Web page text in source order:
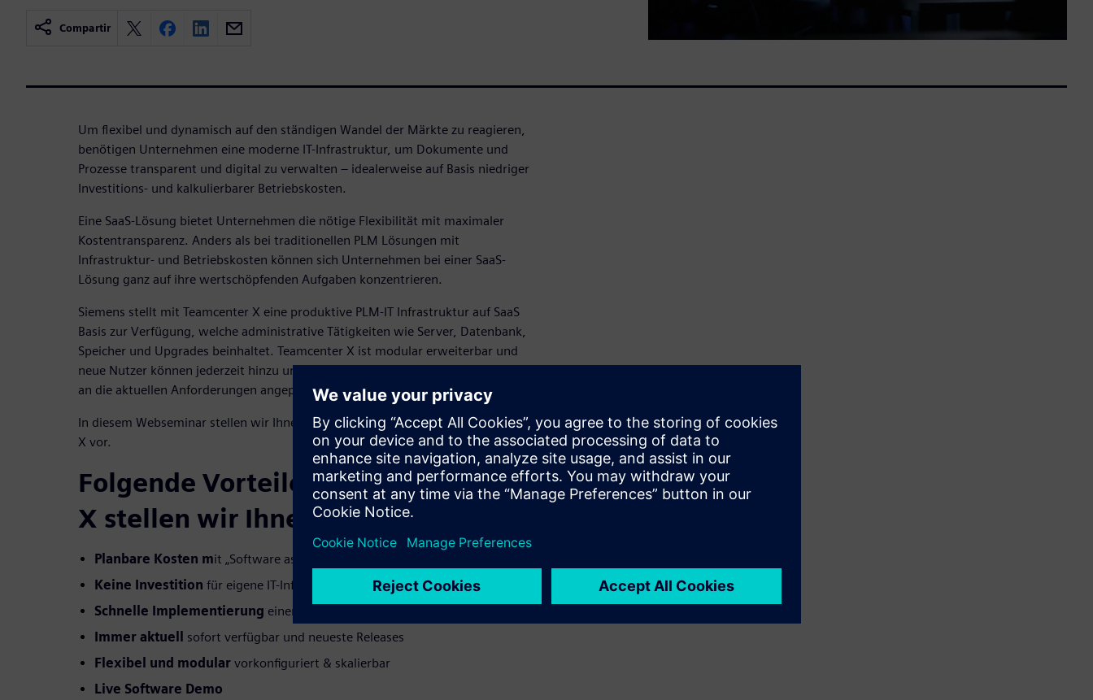
Compartir
Um flexibel und dynamisch auf den ständigen Wandel der Märkte zu reagieren,
benötigen Unternehmen eine moderne IT-Infrastruktur, um Dokumente und
Prozesse transparent und digital zu verwalten – idealerweise auf Basis niedriger
Investitions- und kalkulierbarer Betriebskosten.
Eine SaaS-Lösung bietet Unternehmen die nötige Flexibilität mit maximaler
Kostentransparenz. Anders als bei traditionellen PLM Lösungen mit
Infrastruktur- und Betriebskosten können sich Unternehmen bei einer SaaS-
Lösung ganz auf ihre wertschöpfenden Aufgaben konzentrieren.
Siemens stellt mit Teamcenter X eine produktive PLM-IT Infrastruktur auf SaaS
Basis zur Verfügung, welche administrative Tätigkeiten wie Server, Datenbank,
Speicher und Upgrades beinhaltet. Teamcenter X ist modular erweiterbar und
neue Nutzer können jederzeit hinzu und abgebucht werden. So kann es flexibel
an die aktuellen Anforderungen angepasst werden.
In diesem Webseminar stellen wir Ihnen unsere PLM-Cloud Lösung Teamcenter
X vor.
Folgende Vorteile von Teamcenter
X stellen wir Ihnen vor:
Planbare Kosten mit „Software as a Service“
Keine Investition für eigene IT-Infrastruktur nötig
Schnelle Implementierung einer produktiven PLM Lösung
Immer aktuell sofort verfügbar und neueste Releases
Flexibel und modular vorkonfiguriert & skalierbar
Live Software Demo